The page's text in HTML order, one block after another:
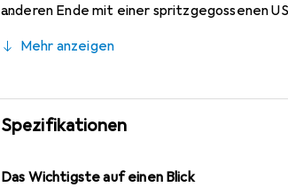
anderen Ende mit einer spritzgegossenen
Mehr anzeigen
Spezifikationen
Das Wichtigste auf einen Blick